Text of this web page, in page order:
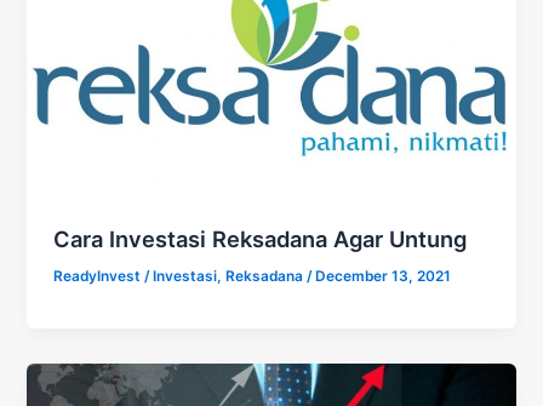
Cara Investasi Reksadana Agar Untung
ReadyInvest/Investasi,Reksadana /December 13, 2021